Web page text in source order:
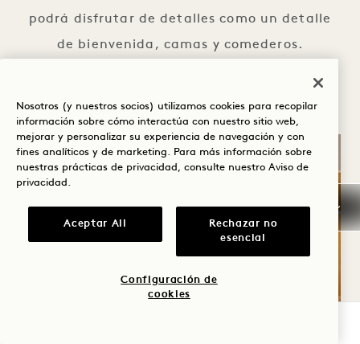
podrá disfrutar de detalles como un detalle
de bienvenida, camas y comederos.
Nosotros (y nuestros socios) utilizamos cookies para recopilar
información sobre cómo interactúa con nuestro sitio web,
mejorar y personalizar su experiencia de navegación y con
fines analíticos y de marketing. Para más información sobre
nuestras prácticas de privacidad, consulte nuestro Aviso de
privacidad .
Aceptar All
Rechazar no
esencial
Configuración de
cookies